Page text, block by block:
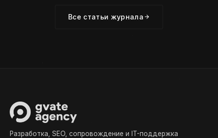
Все статьи журнала
Разработка, SEO, сопровождение и IT-поддержка